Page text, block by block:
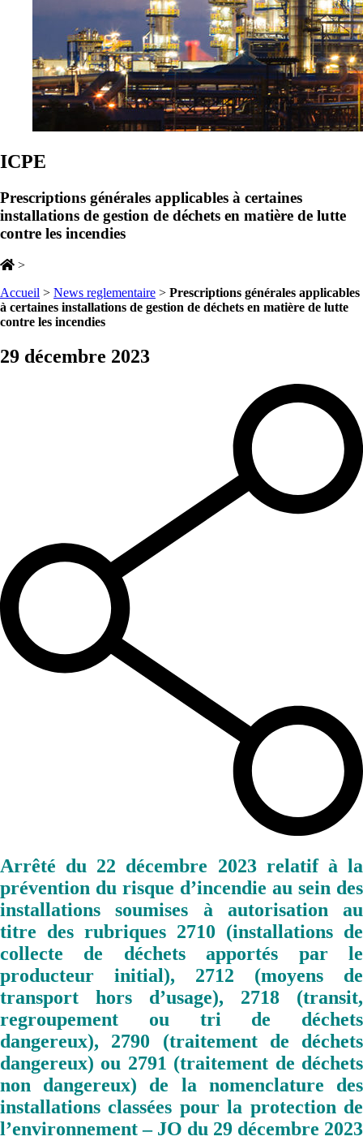
ICPE
Prescriptions générales applicables à certaines
installations de gestion de déchets en matière de lutte
contre les incendies
>
Accueil > News reglementaire > Prescriptions générales applicables
à certaines installations de gestion de déchets en matière de lutte
contre les incendies
29 décembre 2023
Arrêté du 22 décembre 2023 relatif à la
prévention du risque d’incendie au sein des
installations soumises à autorisation au
titre des rubriques 2710 (installations de
collecte de déchets apportés par le
producteur initial), 2712 (moyens de
transport hors d’usage), 2718 (transit,
regroupement ou tri de déchets
dangereux), 2790 (traitement de déchets
dangereux) ou 2791 (traitement de déchets
non dangereux) de la nomenclature des
installations classées pour la protection de
l’environnement – JO du 29 décembre 2023